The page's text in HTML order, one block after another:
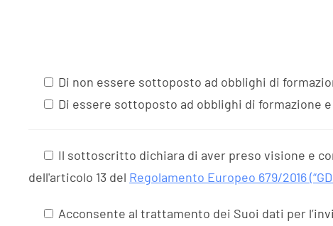
Di non essere sottoposto ad obblighi di
Di essere sottoposto ad obblighi di formazione
Il sottoscritto dichiara di aver preso visione e
dell'articolo 13 del Regolamento Europeo 679/2016
Acconsente al trattamento dei Suoi dati per